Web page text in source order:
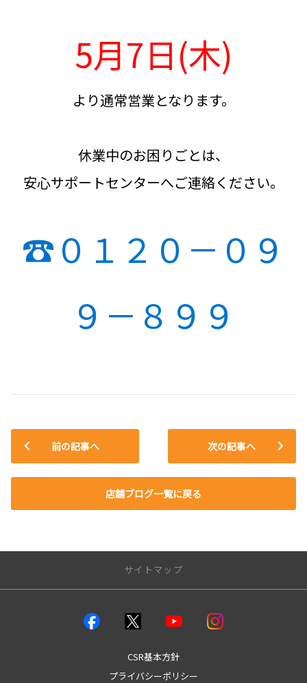
5月7日(木)
より通常営業となります。
休業中のお困りごとは、
安心サポートセンターへご連絡ください。
☎０１２０－０９
９－８９９
前の記事へ
店舗ブログ一覧に戻る
次の記事へ
サイトマップ
CSR基本方針
プライバシーポリシー